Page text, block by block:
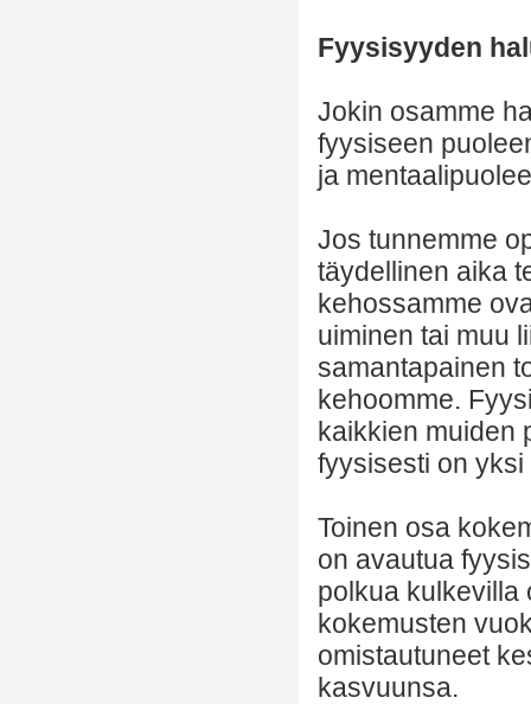
Fyysisyyden
Jokin osamme
fyysiseen
ja
Jos tunnemme
täydellinen aika
kehossamme
uiminen tai muu
samantapainen
kehoomme.
kaikkien muiden
fyysisesti on
Toinen osa
on avautua
polkua kulkevilla
kokemusten
omistautuneet
kasvuunsa.